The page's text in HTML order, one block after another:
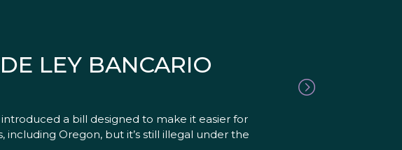
LEY BANCARIO
a bill designed to make it easier for
including Oregon, but it’s still illegal under the